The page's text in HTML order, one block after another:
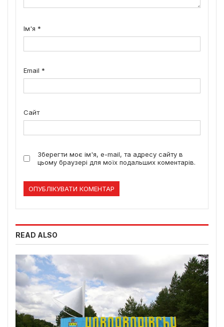
Ім'я *
Email *
Сайт
Зберегти моє ім'я, e-mail, та адресу сайту в
цьому браузері для моїх подальших коментарів.
READ ALSO